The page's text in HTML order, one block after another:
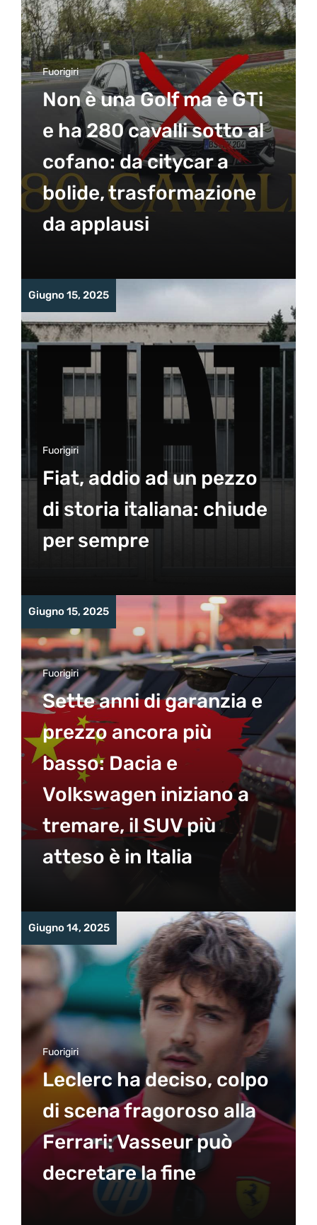
Fuorigiri
Non è una Golf ma è GTi
e ha 280 cavalli sotto al
cofano: da citycar a
bolide, trasformazione
da applausi
Giugno 15, 2025
Fuorigiri
Fiat, addio ad un pezzo
di storia italiana: chiude
per sempre
Giugno 15, 2025
Fuorigiri
Sette anni di garanzia e
prezzo ancora più
basso: Dacia e
Volkswagen iniziano a
tremare, il SUV più
atteso è in Italia
Giugno 14, 2025
Fuorigiri
Leclerc ha deciso, colpo
di scena fragoroso alla
Ferrari: Vasseur può
decretare la fine